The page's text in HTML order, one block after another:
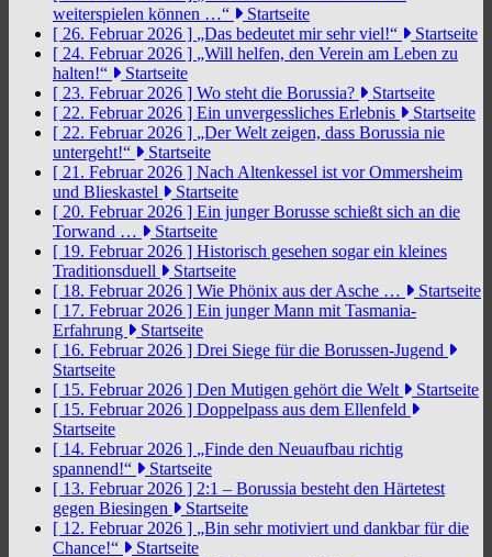
weiterspielen können …“
Startseite
[ 26. Februar 2026 ] „Das bedeutet mir sehr viel!“
Startseite
[ 24. Februar 2026 ] „Will helfen, den Verein am Leben zu
halten!“
Startseite
[ 23. Februar 2026 ] Wo steht die Borussia?
Startseite
[ 22. Februar 2026 ] Ein unvergessliches Erlebnis
Startseite
[ 22. Februar 2026 ] „Der Welt zeigen, dass Borussia nie
untergeht!“
Startseite
[ 21. Februar 2026 ] Nach Altenkessel ist vor Ommersheim
und Blieskastel
Startseite
[ 20. Februar 2026 ] Ein junger Borusse schießt sich an die
Torwand …
Startseite
[ 19. Februar 2026 ] Historisch gesehen sogar ein kleines
Traditionsduell
Startseite
[ 18. Februar 2026 ] Wie Phönix aus der Asche …
Startseite
[ 17. Februar 2026 ] Ein junger Mann mit Tasmania-
Erfahrung
Startseite
[ 16. Februar 2026 ] Drei Siege für die Borussen-Jugend
Startseite
[ 15. Februar 2026 ] Den Mutigen gehört die Welt
Startseite
[ 15. Februar 2026 ] Doppelpass aus dem Ellenfeld
Startseite
[ 14. Februar 2026 ] „Finde den Neuaufbau richtig
spannend!“
Startseite
[ 13. Februar 2026 ] 2:1 – Borussia besteht den Härtetest
gegen Biesingen
Startseite
[ 12. Februar 2026 ] „Bin sehr motiviert und dankbar für die
Chance!“
Startseite